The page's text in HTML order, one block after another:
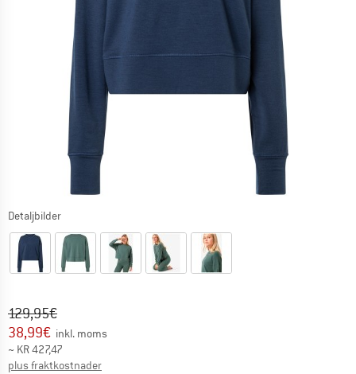
Detaljbilder
Ursprungligt pris :
129,95€
Pris:
38,99€ inkl. moms
~ KR427,47
plus fraktkostnaderInformation om fraktkostnader. Öppnas i en inforuta